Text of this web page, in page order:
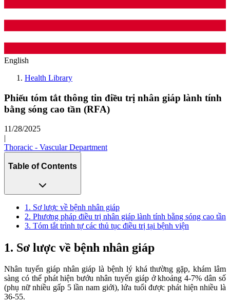
English
Health Library
Phiếu tóm tắt thông tin điều trị nhân giáp lành tính
bằng sóng cao tần (RFA)
11/28/2025
|
Thoracic - Vascular Department
Table of Contents
1. Sơ lược về bệnh nhân giáp
2. Phương pháp điều trị nhân giáp lành tính bằng sóng cao tần
3. Tóm tắt trình tự các thủ tục điều trị tại bệnh viện
1. Sơ lược về bệnh nhân giáp
Nhân tuyến giáp nhân giáp là bệnh lý khá thường gặp, khám lâm
sàng có thể phát hiện bướu nhân tuyến giáp ở khoảng 4-7% dân số
(phụ nữ nhiều gấp 5 lần nam giới), lứa tuổi được phát hiện nhiều là
36-55.